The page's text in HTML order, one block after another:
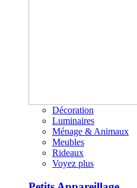
Décoration
Luminaires
Ménage & Animaux
Meubles
Rideaux
Voyez plus